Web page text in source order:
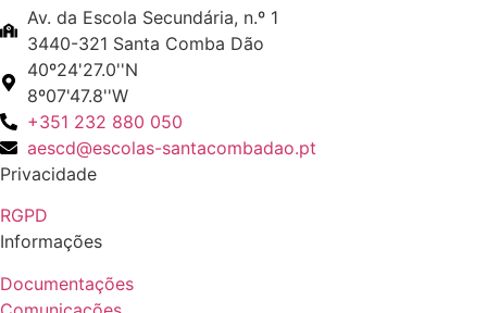
Av. da Escola Secundária, n.º 1
3440-321 Santa Comba Dão
40º24'27.0''N
8º07'47.8''W
+351 232 880 050
aescd@escolas-santacombadao.pt
Privacidade
RGPD
Informações
Documentações